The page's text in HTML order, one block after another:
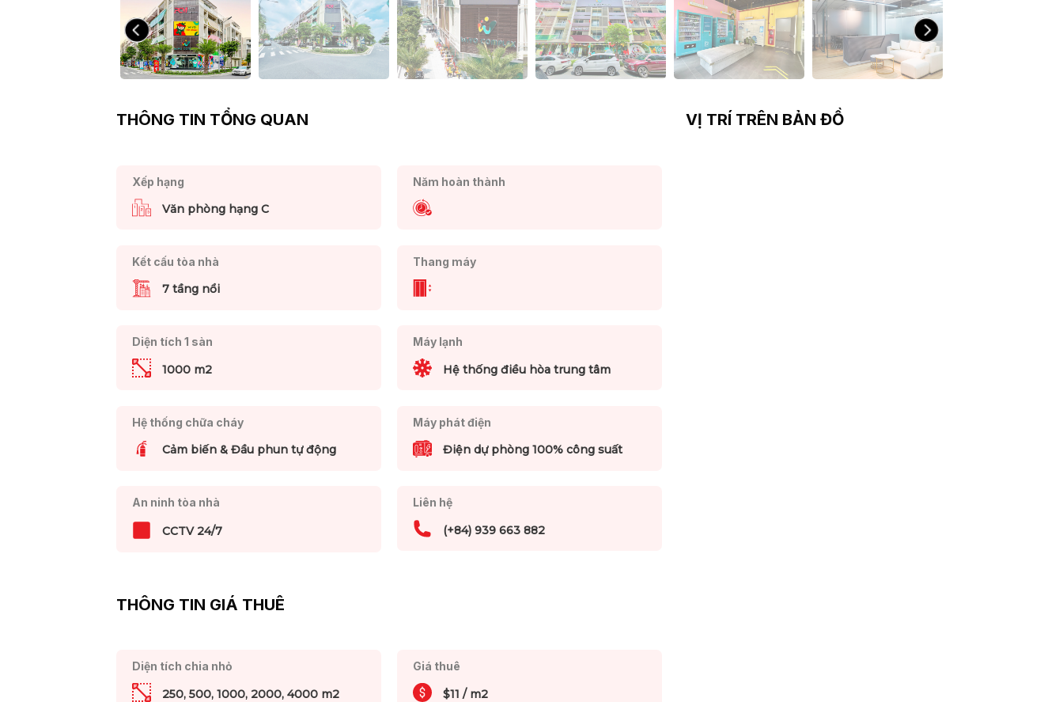
THÔNG TIN TỔNG QUAN
Xếp hạng
Văn phòng hạng C
Năm hoàn thành
Kết cấu tòa nhà
7 tầng nổi
Thang máy
Diện tích 1 sàn
1000 m2
Máy lạnh
Hệ thống điều hòa trung tâm
Hệ thống chữa cháy
Cảm biến & Đầu phun tự động
Máy phát điện
Điện dự phòng 100% công suất
An ninh tòa nhà
CCTV 24/7
Liên hệ
(+84) 939 663 882
THÔNG TIN GIÁ THUÊ
Diện tích chia nhỏ
250, 500, 1000, 2000, 4000 m2
Giá thuê
$11 / m2
VỊ TRÍ TRÊN BẢN ĐỒ